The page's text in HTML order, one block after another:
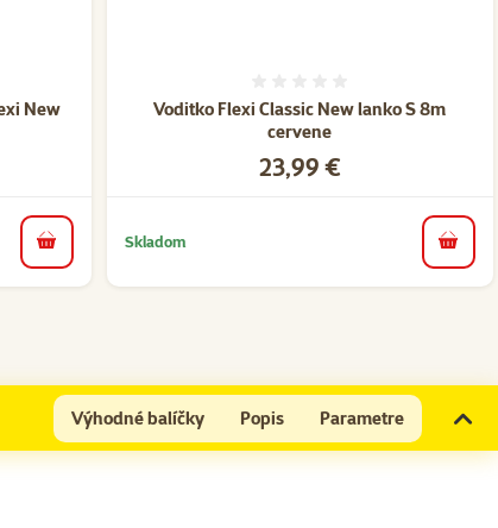
New
do košíka
Voditko Flexi Classic New lanko S 8m
cervene
Cena
23,99 €
Skladom do
Výhodné balíčky Popis Parametre